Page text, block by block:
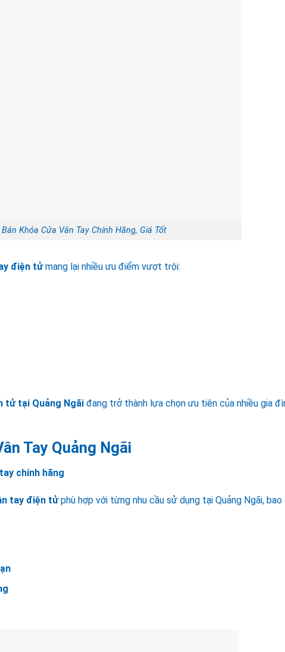
Khóa Cửa Vân Tay Chính Hãng, Giá Tốt
điện tửmang lại nhiều ưu điểm vượt trội:
tử tại Quảng Ngãi đang trở thành lựa chọn ưu tiên của nhiều gia
Tay Quảng Ngãi
chính hãng
tay điện tửphù hợp với từng nhu cầu sử dụng tại Quảng Ngãi, bao